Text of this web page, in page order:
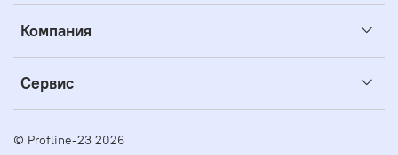
Компания
Сервис
© Profline-23 2026